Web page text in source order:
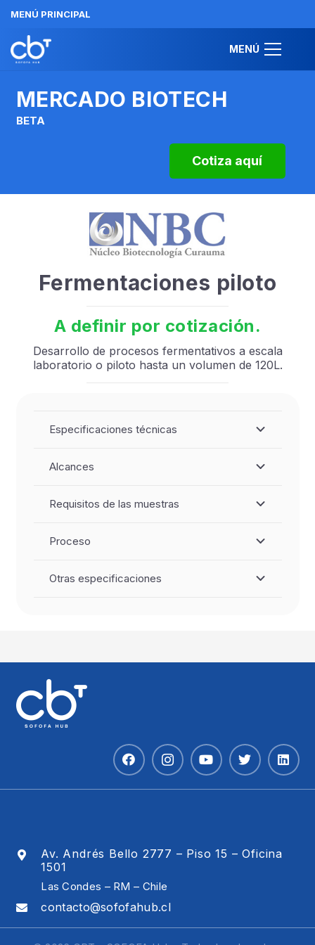
MENÚ PRINCIPAL
MENÚ
MERCADO BIOTECH
BETA
Cotiza aquí
Fermentaciones piloto
A definir por cotización.
Desarrollo de procesos fermentativos a escala
laboratorio o piloto hasta un volumen de 120L.
Especificaciones técnicas
Alcances
Requisitos de las muestras
Proceso
Otras especificaciones
Av. Andrés Bello 2777 – Piso 15 – Oficina
1501
Las Condes – RM – Chile
contacto@sofofahub.cl